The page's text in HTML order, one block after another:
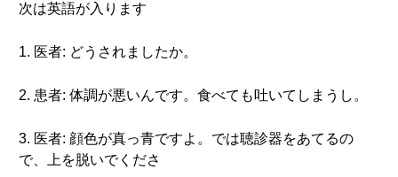
次は英語が入ります
1. 医者: どうされましたか。
2. 患者: 体調が悪いんです。食べても吐いてしまうし。
3. 医者: 顔色が真っ青ですよ。では聴診器をあてるの
で、上を脱いでくださ